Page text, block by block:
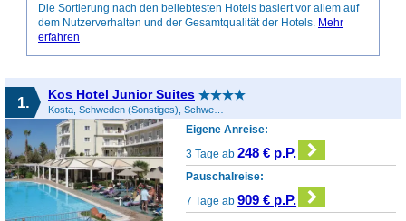
Die Sortierung nach den beliebtesten Hotels basiert vor allem auf
dem Nutzerverhalten und der Gesamtqualität der Hotels. Mehr
erfahren
1. Kos Hotel Junior Suites
Kosta, Schweden (Sonstiges), Schweden
Eigene Anreise:
3 Tage ab248 € p.P.
Pauschalreise:
7 Tage ab909 € p.P.